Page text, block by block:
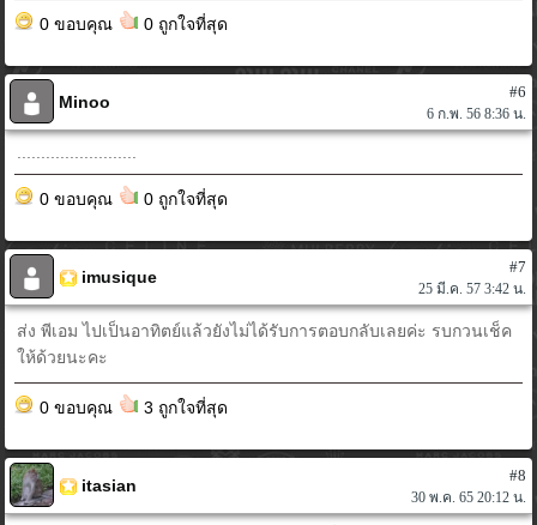
0 ขอบคุณ 0 ถูกใจที่สุด
Minoo
#6
6 ก.พ. 56 8:36 น.
0 ขอบคุณ 0 ถูกใจที่สุด
imusique
#7
25 มี.ค. 57 3:42 น.
ส่ง พีเอม ไปเป็นอาทิตย์แล้วยังไม่ได้รับการตอบกลับเลยค่ะ รบกวนเช็ค
ให้ด้วยนะคะ
0 ขอบคุณ 3 ถูกใจที่สุด
itasian
#8
30 พ.ค. 65 20:12 น.